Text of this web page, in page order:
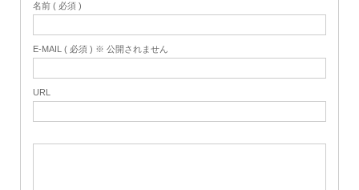
名前 ( 必須 )
E-MAIL ( 必須 ) ※ 公開されません
URL